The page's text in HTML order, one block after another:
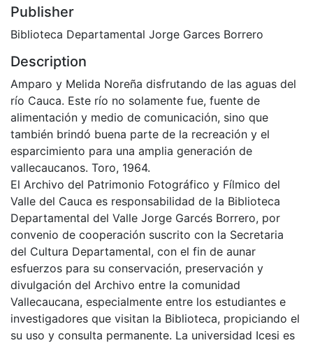
Publisher
Biblioteca Departamental Jorge Garces Borrero
Description
Amparo y Melida Noreña disfrutando de las aguas del
río Cauca. Este río no solamente fue, fuente de
alimentación y medio de comunicación, sino que
también brindó buena parte de la recreación y el
esparcimiento para una amplia generación de
vallecaucanos. Toro, 1964.
El Archivo del Patrimonio Fotográfico y Fílmico del
Valle del Cauca es responsabilidad de la Biblioteca
Departamental del Valle Jorge Garcés Borrero, por
convenio de cooperación suscrito con la Secretaria
del Cultura Departamental, con el fin de aunar
esfuerzos para su conservación, preservación y
divulgación del Archivo entre la comunidad
Vallecaucana, especialmente entre los estudiantes e
investigadores que visitan la Biblioteca, propiciando el
su uso y consulta permanente. La universidad Icesi es